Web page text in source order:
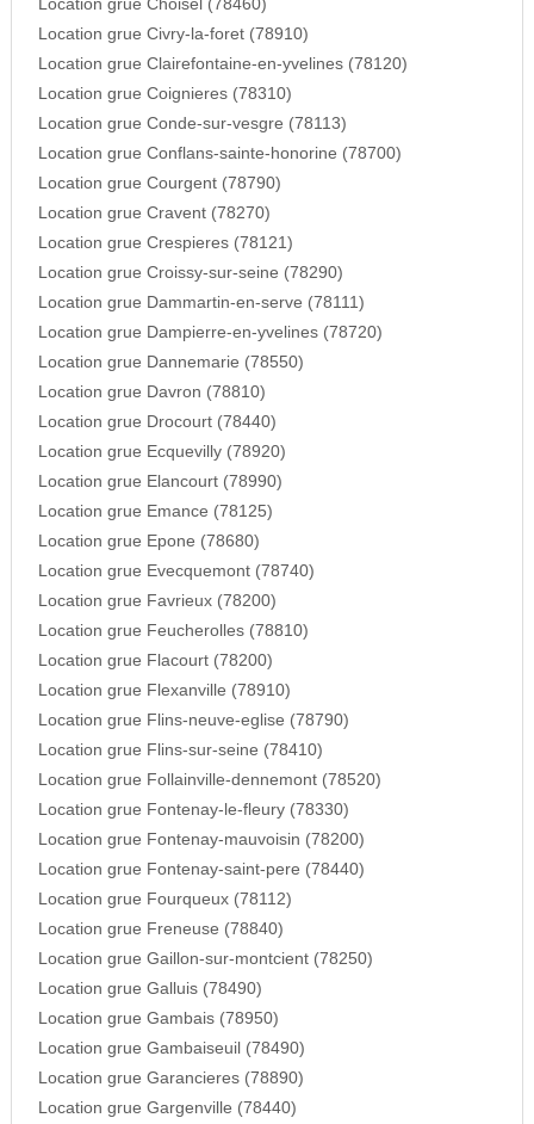
Location grue Choisel (78460)
Location grue Civry-la-foret (78910)
Location grue Clairefontaine-en-yvelines (78120)
Location grue Coignieres (78310)
Location grue Conde-sur-vesgre (78113)
Location grue Conflans-sainte-honorine (78700)
Location grue Courgent (78790)
Location grue Cravent (78270)
Location grue Crespieres (78121)
Location grue Croissy-sur-seine (78290)
Location grue Dammartin-en-serve (78111)
Location grue Dampierre-en-yvelines (78720)
Location grue Dannemarie (78550)
Location grue Davron (78810)
Location grue Drocourt (78440)
Location grue Ecquevilly (78920)
Location grue Elancourt (78990)
Location grue Emance (78125)
Location grue Epone (78680)
Location grue Evecquemont (78740)
Location grue Favrieux (78200)
Location grue Feucherolles (78810)
Location grue Flacourt (78200)
Location grue Flexanville (78910)
Location grue Flins-neuve-eglise (78790)
Location grue Flins-sur-seine (78410)
Location grue Follainville-dennemont (78520)
Location grue Fontenay-le-fleury (78330)
Location grue Fontenay-mauvoisin (78200)
Location grue Fontenay-saint-pere (78440)
Location grue Fourqueux (78112)
Location grue Freneuse (78840)
Location grue Gaillon-sur-montcient (78250)
Location grue Galluis (78490)
Location grue Gambais (78950)
Location grue Gambaiseuil (78490)
Location grue Garancieres (78890)
Location grue Gargenville (78440)